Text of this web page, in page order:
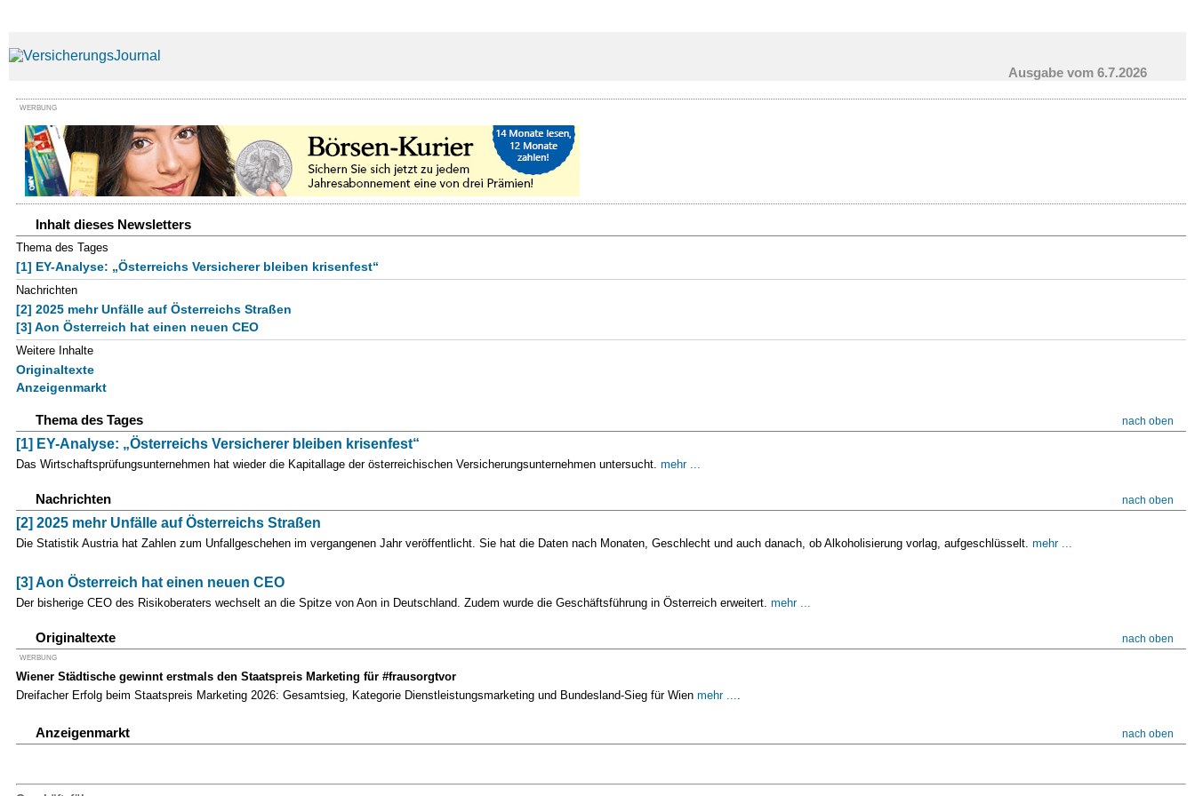
Ausgabe vom 6.7.2026
WERBUNG
Inhalt dieses Newsletters
Thema des Tages
[1] EY-Analyse: „Österreichs Versicherer bleiben krisenfest“
Nachrichten
[2] 2025 mehr Unfälle auf Österreichs Straßen
[3] Aon Österreich hat einen neuen CEO
Weitere Inhalte
Originaltexte
Anzeigenmarkt
Thema des Tages nach oben
[1] EY-Analyse: „Österreichs Versicherer bleiben krisenfest“
Das Wirtschaftsprüfungsunternehmen hat wieder die Kapitallage der österreichischen Versicherungsunternehmen untersucht. mehr ...
Nachrichten nach oben
[2] 2025 mehr Unfälle auf Österreichs Straßen
Die Statistik Austria hat Zahlen zum Unfallgeschehen im vergangenen Jahr veröffentlicht. Sie hat die Daten nach Monaten, Geschlecht und auch danach, ob Alkoholisierung vorlag, aufgeschlüsselt. mehr ...
[3] Aon Österreich hat einen neuen CEO
Der bisherige CEO des Risikoberaters wechselt an die Spitze von Aon in Deutschland. Zudem wurde die Geschäftsführung in Österreich erweitert. mehr ...
Originaltexte nach oben
WERBUNG
Wiener Städtische gewinnt erstmals den Staatspreis Marketing für #frausorgtvor
Dreifacher Erfolg beim Staatspreis Marketing 2026: Gesamtsieg, Kategorie Dienstleistungsmarketing und Bundesland-Sieg für Wien mehr ....
Anzeigenmarkt nach oben